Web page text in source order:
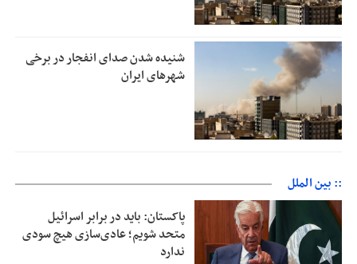
شنیده شدن صدای انفجار در برخی
شهرهای ایران
:: بین الملل
پاکستان: باید در برابر اسرائیل
متحد شویم؛ عادی‌سازی هیچ سودی
ندارد